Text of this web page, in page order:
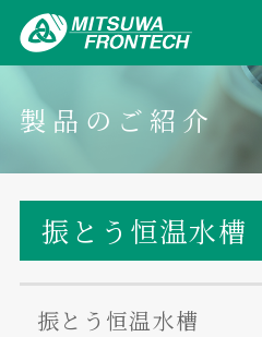
製品のご紹介
振とう恒温水槽
振とう恒温水槽